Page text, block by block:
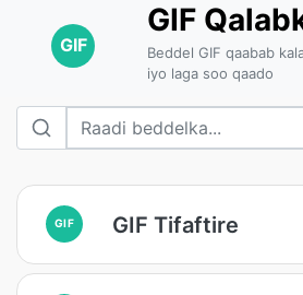
GIF
GIF
Beddel GIF qaabab
iyo laga soo qaado
GIF GIF Tifaftire